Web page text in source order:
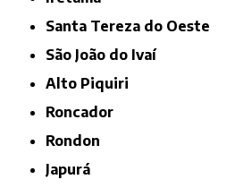
Santa Tereza do Oeste
São João do Ivaí
Alto Piquiri
Roncador
Rondon
Japurá